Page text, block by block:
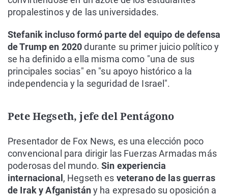
propalestinos y de las universidades.
Stefanik incluso formó parte del equipo de defensa
de Trump en 2020durante su primer juicio político y
se ha definido a ella misma como "una de sus
principales socias" en "su apoyo histórico a la
independencia y la seguridad de Israel".
Pete Hegseth, jefe del Pentágono
Presentador de Fox News, es una elección poco
convencional para dirigir las Fuerzas Armadas más
poderosas del mundo. Sin experiencia
internacional , Hegseth es veterano de las guerras
de Irak y Afganistány ha expresado su oposición a